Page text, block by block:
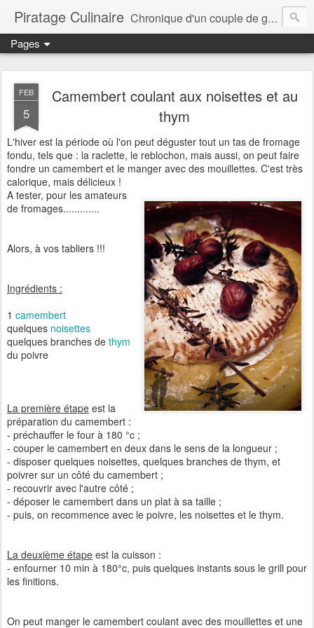
Piratage Culinaire Chronique d'un couple de gourmands
Pages
FEB
5
Camembert coulant aux noisettes et au
thym
L'hiver est la période où l'on peut déguster tout un tas de fromage
fondu, tels que : la raclette, le reblochon, mais aussi, on peut faire
fondre un camembert et le manger avec des mouillettes. C'est très
calorique, mais délicieux !
A tester, pour les amateurs
de fromages.............
Alors, à vos tabliers !!!
Ingrédients :
1 camembert
quelques noisettes
quelques branches de thym
du poivre
La première étape est la
préparation du camembert :
- préchauffer le four à 180 °c ;
- couper le camembert en deux dans le sens de la longueur ;
- disposer quelques noisettes, quelques branches de thym, et
poivrer sur un côté du camembert ;
- recouvrir avec l'autre côté ;
- déposer le camembert dans un plat à sa taille ;
- puis, on recommence avec le poivre, les noisettes et le thym.
La deuxième étape est la cuisson :
- enfourner 10 min à 180°c, puis quelques instants sous le grill pour
les finitions.
On peut manger le camembert coulant avec des mouillettes et une